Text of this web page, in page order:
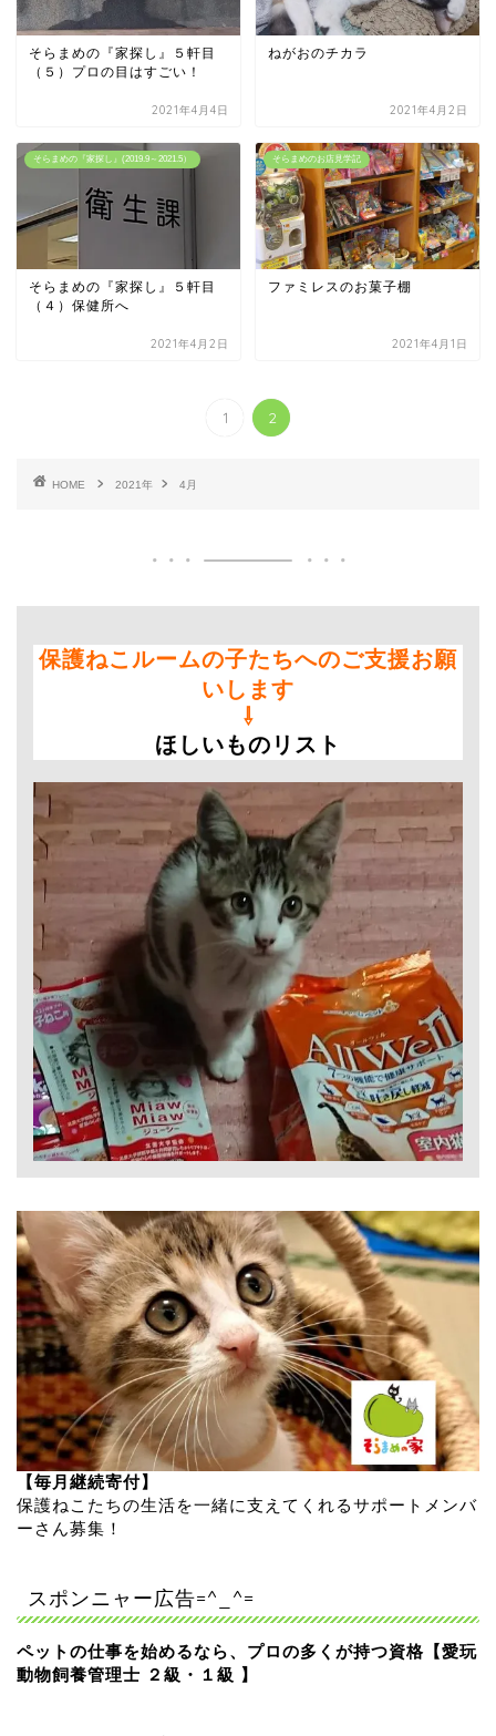
そらまめの『家探し』５軒目
（５）プロの目はすごい！
2021年4月4日
ねがおのチカラ
2021年4月2日
そらまめの『家探し』(2019.9～2021.5）
そらまめの『家探し』５軒目
（４）保健所へ
2021年4月2日
そらまめのお店見学記
ファミレスのお菓子棚
2021年4月1日
1 2
HOME 2021年 4月
保護ねこルームの子たちへのご支援お願
いします
⇩
ほしいものリスト
【毎月継続寄付】
保護ねこたちの生活を一緒に支えてくれるサポートメンバ
ーさん募集！
スポンニャー広告=^_^=
ペットの仕事を始めるなら、プロの多くが持つ資格【愛玩
動物飼養管理士 ２級・１級 】